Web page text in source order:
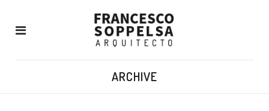
ARCHIVE